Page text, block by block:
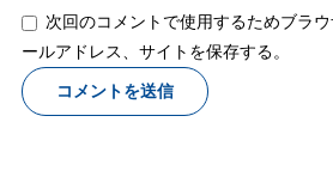
次回のコメントで使用するためブラ
ールアドレス、サイトを保存する。